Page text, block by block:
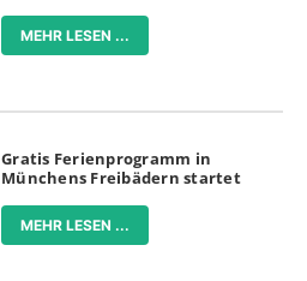
MEHR LESEN ...
Gratis Ferienprogramm in
Münchens Freibädern startet
MEHR LESEN ...